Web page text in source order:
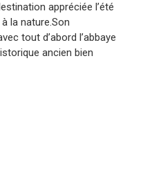
appréciée l’été
la nature.Son
tout d’abord l’abbaye
ancien bien